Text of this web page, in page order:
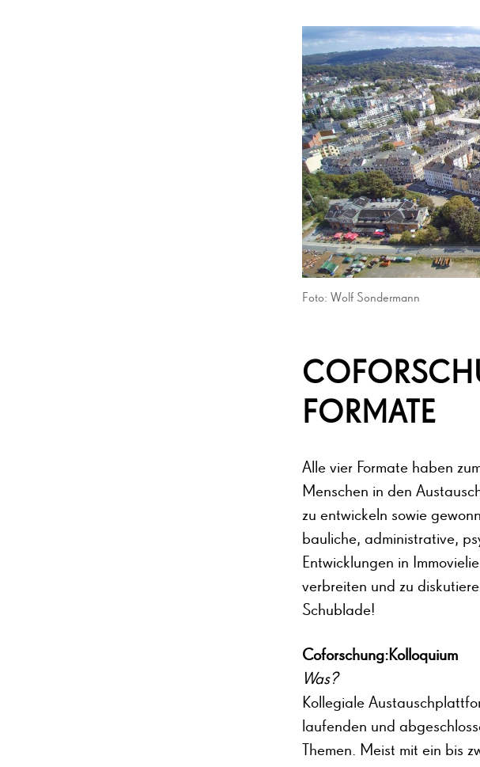
Foto: Wolf Sondermann
FORMATE
Alle vier Formate haben
Menschen in den
zu entwickeln sowie
bauliche, administrative,
Entwicklungen in
verbreiten und zu
Schublade!
Coforschung:Kolloquium
Was?
Kollegiale
laufenden und
Themen. Meist mit ein bis